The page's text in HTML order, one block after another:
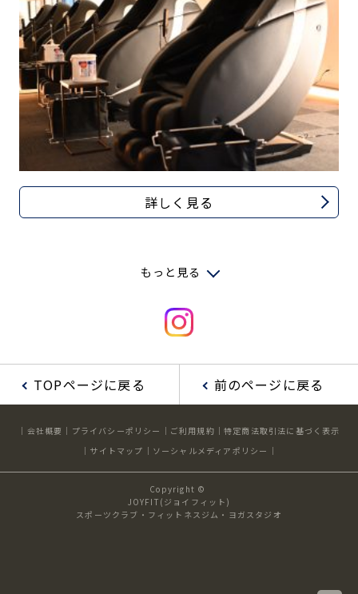
詳しく見る
もっと見る
TOPページに戻る 前のページに戻る
会社概要 プライバシーポリシー ご利用規約
特定商法取引法に基づく表示
サイトマップ
ソーシャルメディアポリシー
Copyright ©
JOYFIT(ジョイフィット)
スポーツクラブ・フィットネスジム・ヨガスタジオ